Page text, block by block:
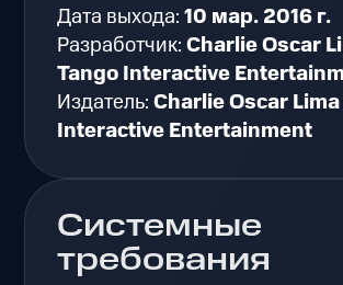
Дата выхода:10 мар. 2016 г.
Разработчик:Charlie Oscar
Tango Interactive
Издатель:Charlie Oscar
Interactive Entertainment
Системные
требования